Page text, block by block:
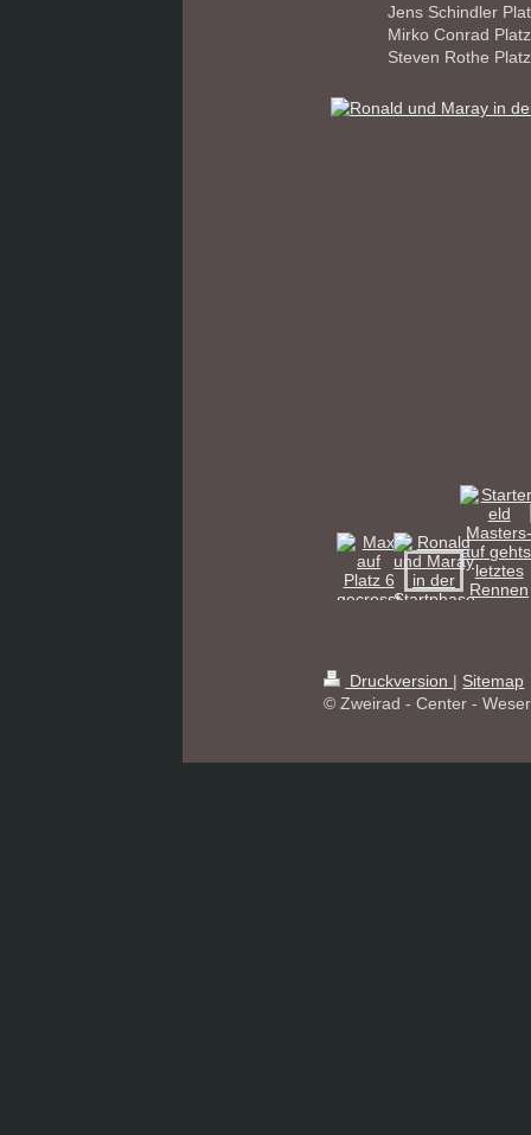
Jens Schindler
Mirko Conrad Platz
Steven Rothe Platz
Druckversion | Sitemap
© Zweirad - Center - Weser